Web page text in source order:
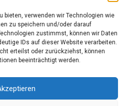
bieten, verwenden wir Technologien wie
zu speichern und/oder darauf
zustimmst, können wir Daten
IDs auf dieser Website verarbeiten.
erteilst oder zurückziehst, können
beeinträchtigt werden.